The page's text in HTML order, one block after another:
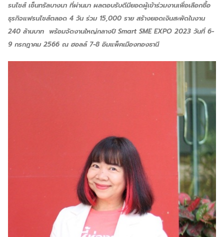
รนไชส์ เซ็นทรัลบางนา ที่ผ่านมา ผลตอบรับดีมียอดผู้เข้าร่วมงานเพื่อเลือกซื้อ
ธุรกิจแฟรนไชส์ตลอด 4 วัน ร่วม 15,000 ราย สร้างยอดเงินสะพัดในงาน
240 ล้านบาท พร้อมจัดงานใหญ่กลางปี Smart SME EXPO 2023 วันที่ 6-
9 กรกฎาคม 2566 ณ ฮอลล์ 7-8 อิมแพ็คเมืองทองธานี